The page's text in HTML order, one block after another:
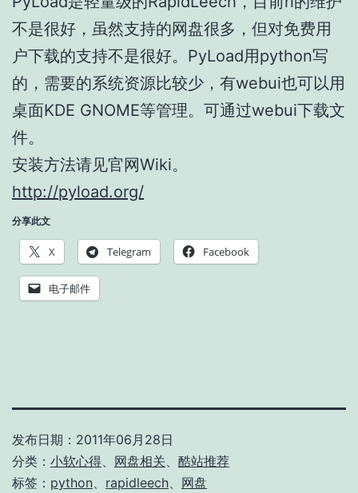
不是很好，虽然支持的网盘很多，但对免费用
户下载的支持不是很好。PyLoad用python写
的，需要的系统资源比较少，有webui也可以用
桌面KDE GNOME等管理。可通过webui下载文
件。
安装方法请见官网Wiki。
http://pyload.org/
分享此文
X Telegram Facebook
电子邮件
发布日期： 2011年06月28日
分类： 小软心得 网盘相关
酷站推荐
标签： python rapidleech 网盘